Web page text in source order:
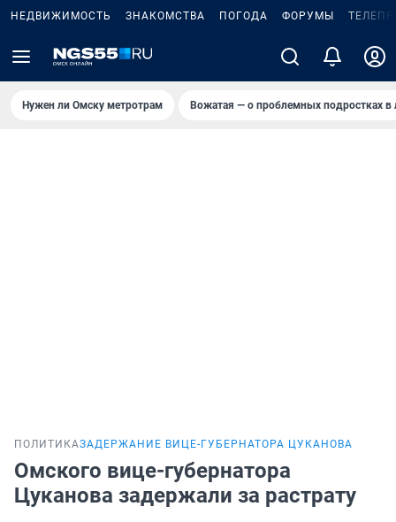
НЕДВИЖИМОСТЬ ЗНАКОМСТВА ПОГОДА ФОРУМЫ
Нужен ли Омску метротрам Вожатая — о проблемных подростках в
ПОЛИТИКАЗАДЕРЖАНИЕ ВИЦЕ-ГУБЕРНАТОРА ЦУКАНОВА
Омского вице-губернатора
Цуканова задержали за растрату